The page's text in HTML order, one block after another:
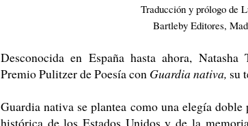
Traducción y prólogo de
Bartleby Editores,
Desconocida en España hasta ahora,
Premio Pulitzer de Poesía con Guardia nativa, su
Guardia nativa se plantea como una elegía